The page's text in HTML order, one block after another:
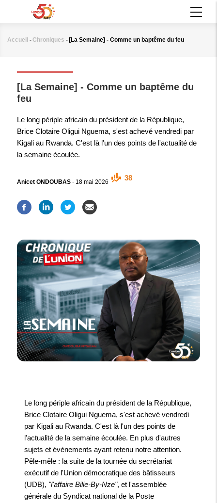
principal
Fil
Accueil -Chroniques - [La Semaine] - Comme un baptême du feu
[La Semaine] - Comme un baptême du
feu
Le long périple africain du président de la République,
Brice Clotaire Oligui Nguema, s'est achevé vendredi par
Kigali au Rwanda. C'est là l'un des points de l'actualité de
la semaine écoulée.
Anicet ONDOUBAS - 18 mai 2026
38
Le long périple africain du président de la République,
Brice Clotaire Oligui Nguema, s'est achevé vendredi
par Kigali au Rwanda. C'est là l'un des points de
l'actualité de la semaine écoulée. En plus d'autres
sujets et évènements ayant retenu notre attention.
Pêle-mêle : la suite de la tournée du secrétariat
exécutif de l'Union démocratique des bâtisseurs
(UDB), "l'affaire Bilie-By-Nze", et l'assemblée
générale du Syndicat national de la Poste